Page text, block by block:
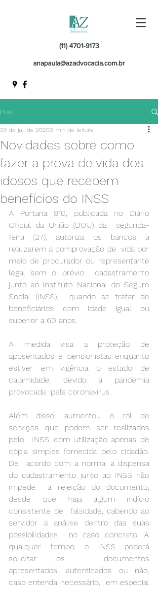
anapaula@azadvocacia.com.br
(11) 4701-9173
Post
Novidades sobre como
fazer a prova de vida dos
idosos que recebem
benefícios do INSS
29 de jul. de 20202 min de leitura
A Portaria 810, publicada no Diário
Oficial da União (DOU) da  segunda-
feira (27), autoriza os bancos a
realizarem a comprovação de  vida por
meio de procurador ou representante
legal sem o prévio  cadastramento
junto ao Instituto Nacional do Seguro
Social (INSS),  quando se tratar de
beneficiários com idade igual ou
superior a 60 anos.
A medida visa a proteção de
aposentados e pensionistas enquanto
estiver em vigência o estado de
calamidade, devido à pandemia
provocada  pela coronavírus.
Além disso, aumentou o rol de
serviços que podem ser realizados
pelo  INSS com utilização apenas de
cópia simples fornecida pelo cidadão.
De  acordo com a norma, a dispensa
do cadastramento junto ao INSS não
impede  a rejeição do documento,
desde que haja algum indício
consistente de  falsidade, cabendo ao
servidor a análise dentro das suas
possibilidades  no caso concreto. A
qualquer tempo, o INSS poderá
solicitar os  documentos
apresentados, autenticados ou não,
caso entenda necessário,  em especial